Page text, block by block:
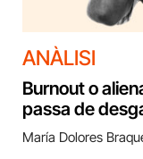
ANÀLISI
Burnout o
passa de
María Dolores